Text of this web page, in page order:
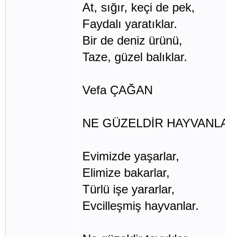
At, sığır, keçi de pek,
Faydalı yaratıklar.
Bir de deniz ürünü,
Taze, güzel balıklar.
Vefa ÇAĞAN
NE GÜZELDİR
Evimizde yaşarlar,
Elimize bakarlar,
Türlü işe yararlar,
Evcilleşmiş hayvanlar.